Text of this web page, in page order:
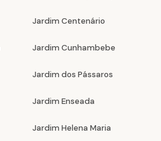
Jardim Centenário
Jardim Cunhambebe
Jardim dos Pássaros
Jardim Enseada
Jardim Helena Maria